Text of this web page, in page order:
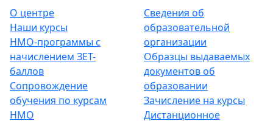
О центре
Наши курсы
НМО-программы с
начислением ЗЕТ-
баллов
Сопровождение
обучения по курсам
НМО
Сведения об
образовательной
организации
Образцы выдаваемых
документов об
образовании
Зачисление на курсы
Дистанционное